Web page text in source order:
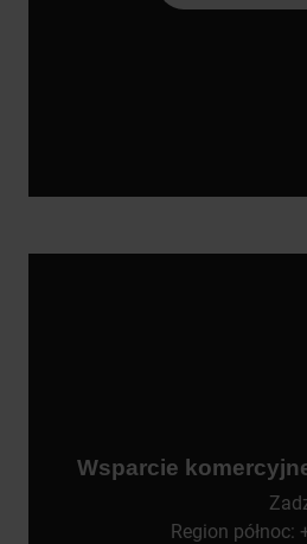
Wsparcie
Region północ: